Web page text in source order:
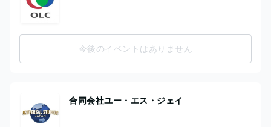
今後のイベントはありません
合同会社ユー・エス・ジェイ